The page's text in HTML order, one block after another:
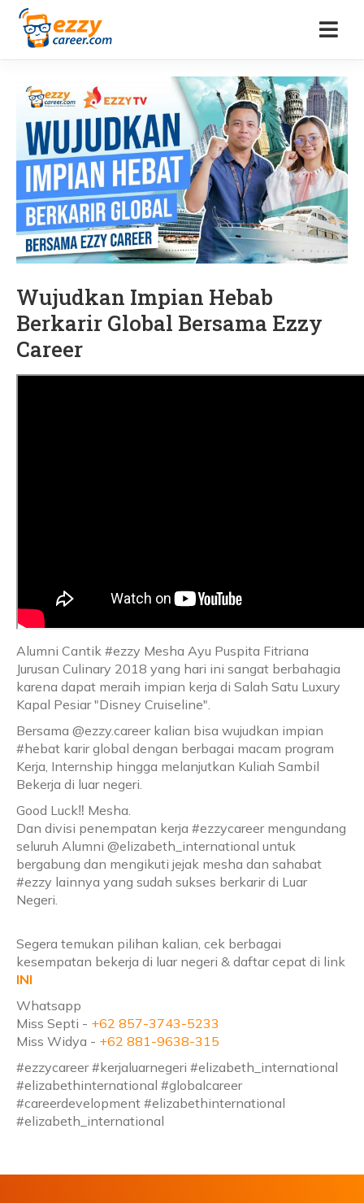
Wujudkan Impian Hebab
Berkarir Global Bersama Ezzy
Career
Alumni Cantik #ezzy Mesha Ayu Puspita Fitriana
Jurusan Culinary 2018 yang hari ini sangat berbahagia
karena dapat meraih impian kerja di Salah Satu Luxury
Kapal Pesiar "Disney Cruiseline".
Bersama @ezzy.career kalian bisa wujudkan impian
#hebat karir global dengan berbagai macam program
Kerja, Internship hingga melanjutkan Kuliah Sambil
Bekerja di luar negeri.
Good Luck‼ Mesha.
Dan divisi penempatan kerja #ezzycareer mengundang
seluruh Alumni @elizabeth_international untuk
bergabung dan mengikuti jejak mesha dan sahabat
#ezzy lainnya yang sudah sukses berkarir di Luar
Negeri.
Segera temukan pilihan kalian, cek berbagai
kesempatan bekerja di luar negeri & daftar cepat di link
INI
Whatsapp
Miss Septi - +62 857-3743-5233
Miss Widya - +62 881-9638-315
#ezzycareer #kerjaluarnegeri #elizabeth_international
#elizabethinternational #globalcareer
#careerdevelopment #elizabethinternational
#elizabeth_international